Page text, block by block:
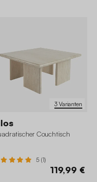
3 Varianten
Couchtisch
5 (1)
119,99 €